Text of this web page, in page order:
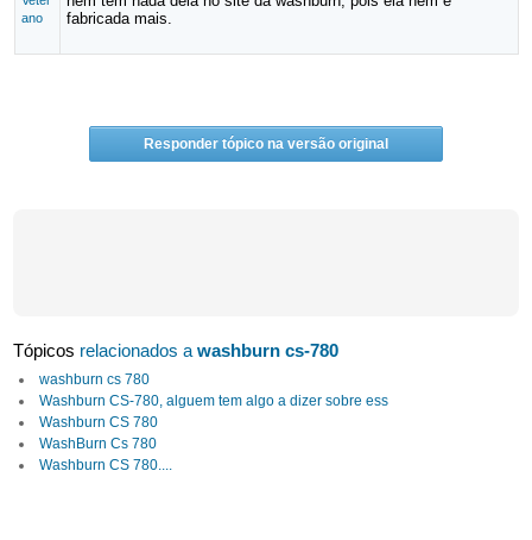
ano
fabricada mais.
Responder tópico na versão original
Tópicos relacionados awashburn cs-780
washburn cs 780
Washburn CS-780, alguem tem algo a dizer sobre ess
Washburn CS 780
WashBurn Cs 780
Washburn CS 780....